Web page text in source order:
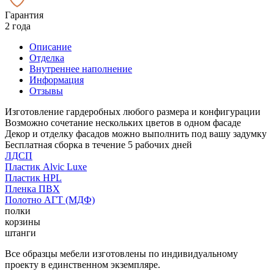
Гарантия
2 года
Описание
Отделка
Внутреннее наполнение
Информация
Отзывы
Изготовление гардеробных любого размера и конфигурации
Возможно сочетание нескольких цветов в одном фасаде
Декор и отделку фасадов можно выполнить под вашу задумку
Бесплатная сборка в течение 5 рабочих дней
ЛДСП
Пластик Alvic Luxe
Пластик HPL
Пленка ПВХ
Полотно АГТ (МДФ)
полки
корзины
штанги
Все образцы мебели изготовлены по индивидуальному
проекту в единственном экземпляре.